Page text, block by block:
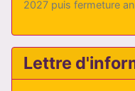
2027 puis fermeture
Lettre